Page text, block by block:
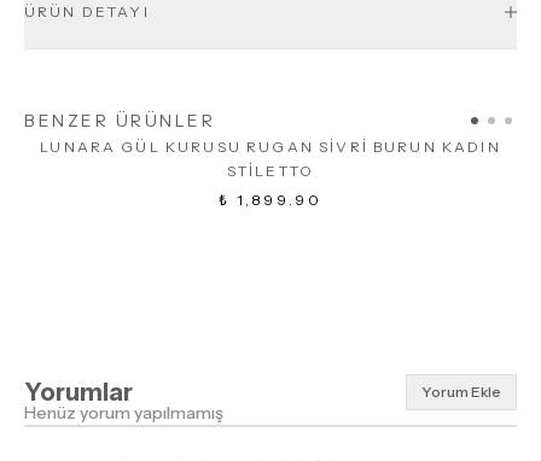
ÜRÜN DETAYI
BENZER ÜRÜNLER
LUNARA GÜL KURUSU RUGAN SİVRİ BURUN KADIN
STİLETTO
₺ 1,899.90
Yorumlar Yorum Ekle
Henüz yorum yapılmamış